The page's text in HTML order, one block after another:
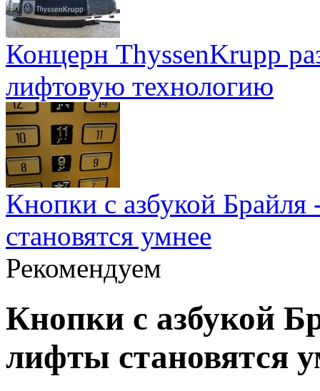
Концерн ThyssenKrupp
лифтовую технологию
Кнопки с азбукой
становятся умнее
Рекомендуем
Кнопки с азбукой
лифты становятся